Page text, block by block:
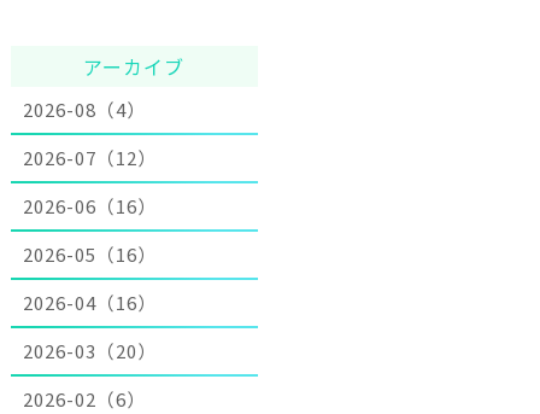
アーカイブ
2026-08（4）
2026-07（12）
2026-06（16）
2026-05（16）
2026-04（16）
2026-03（20）
2026-02（6）